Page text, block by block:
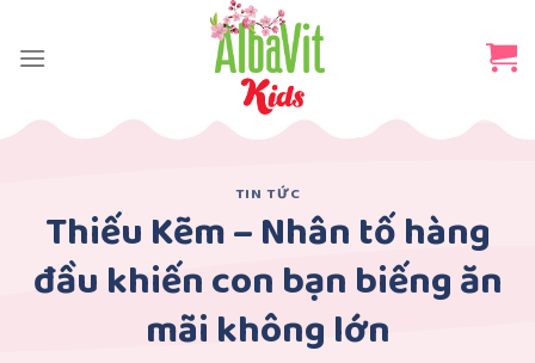
content
TIN TỨC
Thiếu Kẽm – Nhân tố hàng
đầu khiến con bạn biếng ăn
mãi không lớn